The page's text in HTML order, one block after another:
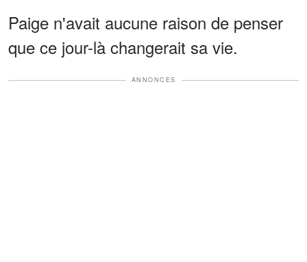
Paige n'avait aucune raison de penser
que ce jour-là changerait sa vie.
ANNONCES